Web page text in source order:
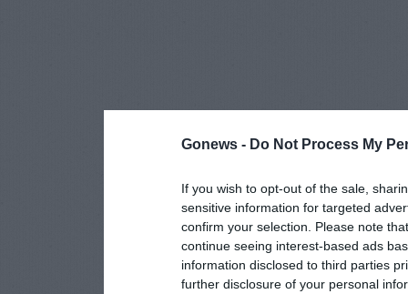
Gonews - Do Not Process My
If you wish to opt-out of the sale,
sensitive information for targeted
confirm your selection. Please note
continue seeing interest-based ads
information disclosed to third parties
further disclosure of your personal